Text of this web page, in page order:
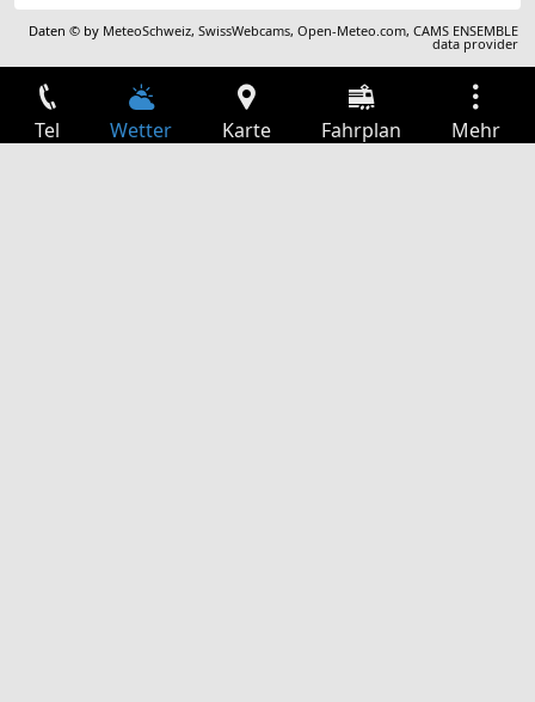
Daten © by MeteoSchweiz,SwissWebcams,Open-Meteo.com,CAMS ENSEMBLE
data provider
Tel Wetter Karte Fahrplan Mehr